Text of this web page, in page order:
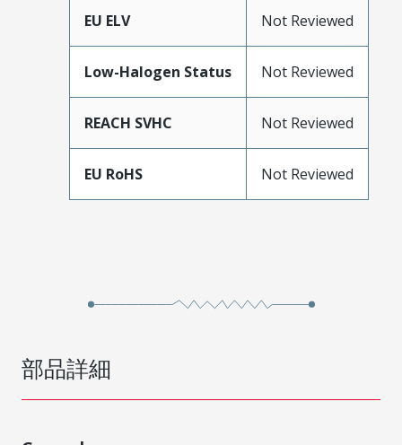
EU ELV Not Reviewed
Low-Halogen Status Not Reviewed
REACH SVHC Not Reviewed
EU RoHS Not Reviewed
部品詳細